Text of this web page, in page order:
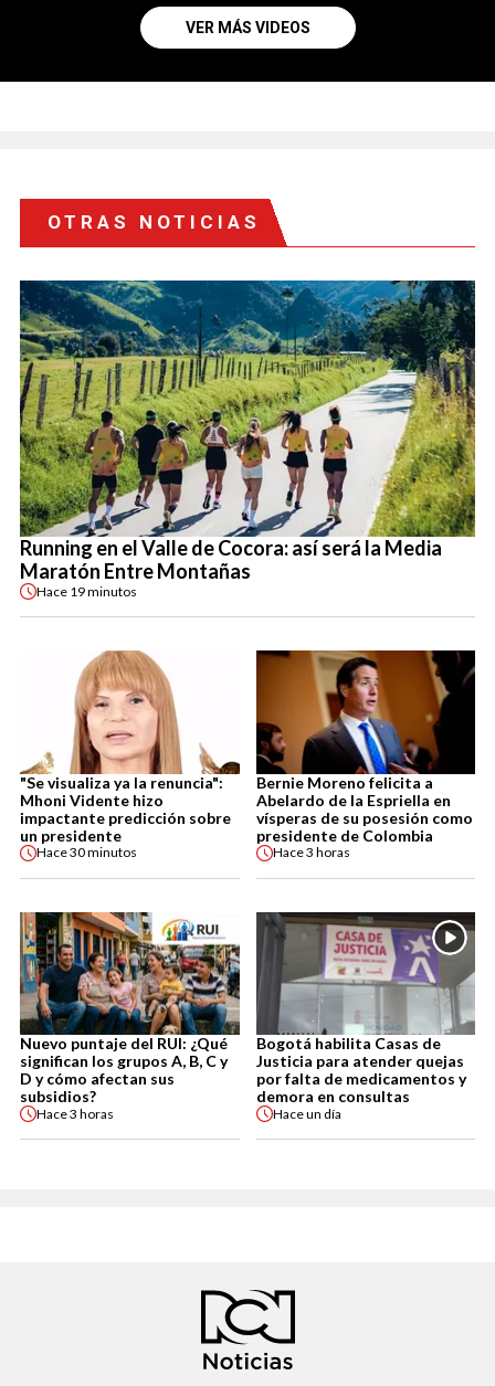
VER MÁS VIDEOS
OTRAS NOTICIAS
Running en el Valle de Cocora: así será la Media
Maratón Entre Montañas
Hace 19 minutos
"Se visualiza ya la renuncia":
Mhoni Vidente hizo
impactante predicción sobre
un presidente
Hace30 minutos
Bernie Moreno felicita a
Abelardo de la Espriella en
vísperas de su posesión como
presidente de Colombia
Hace3 horas
Nuevo puntaje del RUI: ¿Qué
significan los grupos A, B, C y
D y cómo afectan sus
subsidios?
Hace3 horas
Bogotá habilita Casas de
Justicia para atender quejas
por falta de medicamentos y
demora en consultas
Haceun día